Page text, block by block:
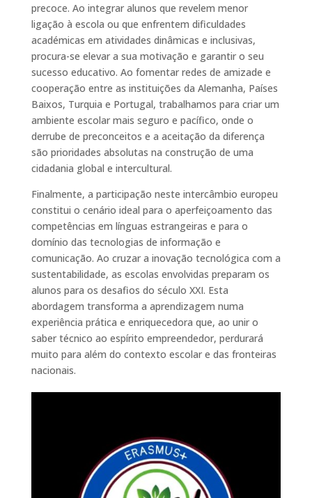
precoce. Ao integrar alunos que revelem menor
ligação à escola ou que enfrentem dificuldades
académicas em atividades dinâmicas e inclusivas,
procura-se elevar a sua motivação e garantir o seu
sucesso educativo. Ao fomentar redes de amizade e
cooperação entre as instituições da Alemanha, Países
Baixos, Turquia e Portugal, trabalhamos para criar um
ambiente escolar mais seguro e pacífico, onde o
derrube de preconceitos e a aceitação da diferença
são prioridades absolutas na construção de uma
cidadania global e intercultural.
Finalmente, a participação neste intercâmbio europeu
constitui o cenário ideal para o aperfeiçoamento das
competências em línguas estrangeiras e para o
domínio das tecnologias de informação e
comunicação. Ao cruzar a inovação tecnológica com a
sustentabilidade, as escolas envolvidas preparam os
alunos para os desafios do século XXI. Esta
abordagem transforma a aprendizagem numa
experiência prática e enriquecedora que, ao unir o
saber técnico ao espírito empreendedor, perdurará
muito para além do contexto escolar e das fronteiras
nacionais.